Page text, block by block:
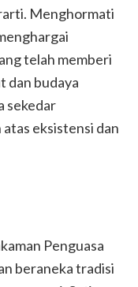
Menghormati
telah memberi
dan budaya
sekedar
eksistensi dan
Penguasa
beraneka tradisi